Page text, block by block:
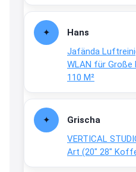
Hans
Jafända
WLAN für Große
110 M²
Grischa
VERTICAL
Art (20″ 28″
Fielmann-
www.fielmann-
group.com/
13:44
dich zu
15:01